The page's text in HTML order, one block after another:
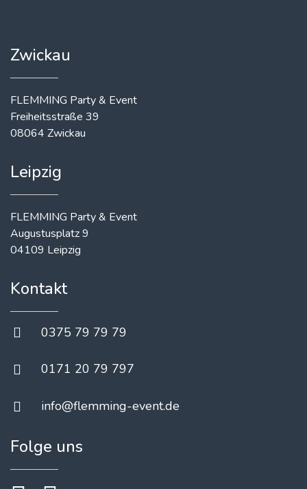
Zwickau
FLEMMING Party & Event
Freiheitsstraße 39
08064 Zwickau
Leipzig
FLEMMING Party & Event
Augustusplatz 9
04109 Leipzig
Kontakt
0375 79 79 79
0171 20 79 797
info@flemming-event.de
Folge uns